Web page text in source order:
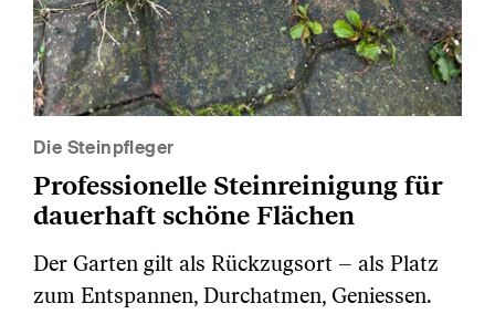
Die Steinpfleger
Professionelle Steinreinigung für
dauerhaft schöne Flächen
Der Garten gilt als Rückzugsort – als Platz
zum Entspannen, Durchatmen, Geniessen.